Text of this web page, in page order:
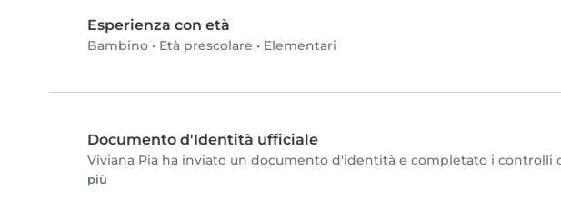
Esperienza con età
Bambino • Età prescolare • Elementari
Documento d'Identità ufficiale
Viviana Pia ha inviato un documento d'identità e completato i controlli
più